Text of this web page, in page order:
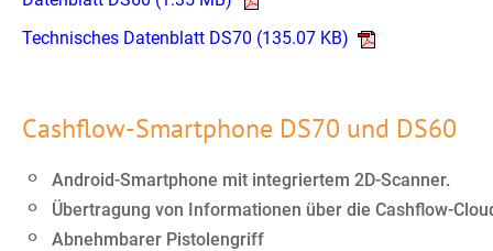
Cashflow-Smartphone DS70 und DS60
Android-Smartphone mit integriertem 2D-Scanner.
Übertragung von Informationen über die Cashflow-
Abnehmbarer Pistolengriff
Technisches Datenblatt DS70 (135.07 KB)